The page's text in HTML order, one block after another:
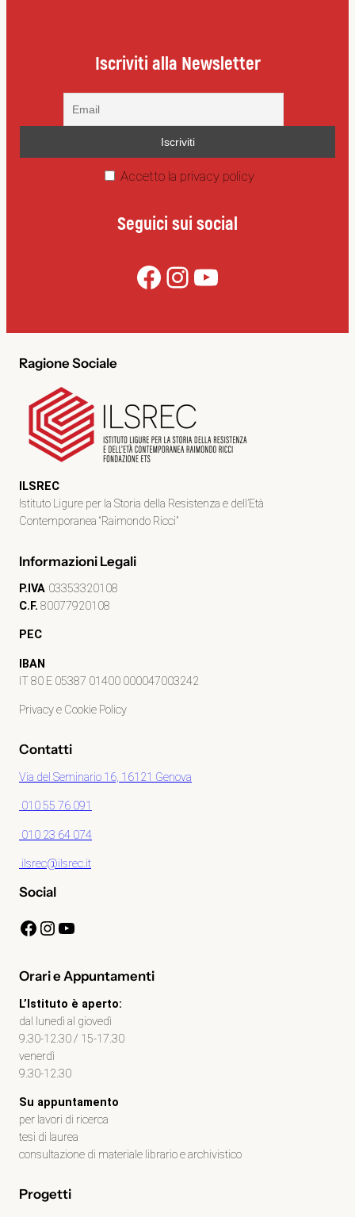
Iscriviti alla Newsletter
Accetto la privacy policy
Seguici sui social
Facebook InstagramYouTube
Ragione Sociale
ILSREC
Istituto Ligure per la Storia della Resistenza e dell’Età
Contemporanea “Raimondo Ricci”
Informazioni Legali
P.IVA 03353320108
C.F. 80077920108
PEC
IBAN
IT 80 E 05387 01400 000047003242
Privacy e Cookie Policy
Contatti
Via del Seminario 16, 16121 Genova
010 55 76 091
010 23 64 074
ilsrec@ilsrec.it
Social
Facebook InstagramYouTube
Orari e Appuntamenti
L’Istituto è aperto:
dal lunedì al giovedì
9.30-12.30 / 15-17.30
venerdì
9.30-12.30
Su appuntamento
per lavori di ricerca
tesi di laurea
consultazione di materiale librario e archivistico
Progetti